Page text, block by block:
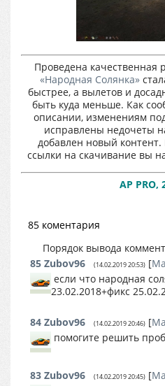
Проведена качественная
«Народная Солянка»
быстрее, а вылетов и
быть куда меньше. Как
описании, изменениям
исправлены недочеты
добавлен новый
ссылки на скачивание вы
AP PRO,
85 коментария
Порядок вывода
85 Zubov96 (14.02.2019 20:53) [
если что народная
23.02.2018+фикс
84 Zubov96 (14.02.2019 20:46) [
помогите решить
83 Zubov96 (14.02.2019 20:45) [